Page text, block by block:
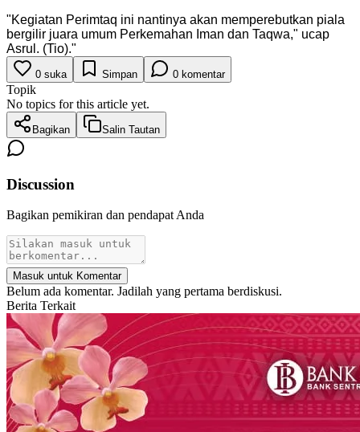
"Kegiatan Perimtaq ini nantinya akan memperebutkan piala
bergilir juara umum Perkemahan Iman dan Taqwa," ucap
Asrul. (Tio)."
0 suka Simpan 0 komentar
Topik
No topics for this article yet.
Bagikan Salin Tautan
Discussion
Bagikan pemikiran dan pendapat Anda
Masuk untuk Komentar
Belum ada komentar. Jadilah yang pertama berdiskusi.
Berita Terkait